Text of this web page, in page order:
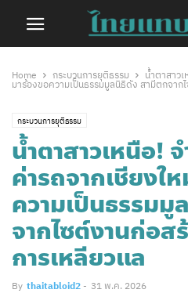
Home กระบวนการยุติธรรม
น้ำตาสาว
มาร้องขอความเป็นธรรมมูลนิธิดัง สามีตกจาก
กระบวนการยุติธรรม
น้ำตาสาวเหนือ!
ค่ารถจากเชียงใ
ความเป็นธรรม
จากไซต์งานก่อส
การเหลียวแล
By thaitabloid2 - 31 พ.ค. 2026